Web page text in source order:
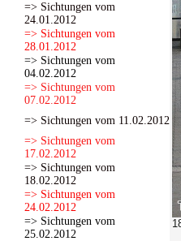
=> Sichtungen vom
24.01.2012
=> Sichtungen vom
28.01.2012
=> Sichtungen vom
04.02.2012
=> Sichtungen vom
07.02.2012
=> Sichtungen vom 11.02.2012
=> Sichtungen vom
17.02.2012
=> Sichtungen vom
18.02.2012
=> Sichtungen vom
24.02.2012
=> Sichtungen vom
25.02.2012